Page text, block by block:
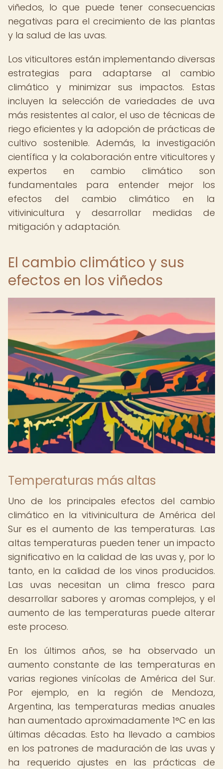
viñedos, lo que puede tener consecuencias
negativas para el crecimiento de las plantas
y la salud de las uvas.
Los viticultores están implementando diversas
estrategias para adaptarse al cambio
climático y minimizar sus impactos. Estas
incluyen la selección de variedades de uva
más resistentes al calor, el uso de técnicas de
riego eficientes y la adopción de prácticas de
cultivo sostenible. Además, la investigación
científica y la colaboración entre viticultores y
expertos en cambio climático son
fundamentales para entender mejor los
efectos del cambio climático en la
vitivinicultura y desarrollar medidas de
mitigación y adaptación.
El cambio climático y sus
efectos en los viñedos
Temperaturas más altas
Uno de los principales efectos del cambio
climático en la vitivinicultura de América del
Sur es el aumento de las temperaturas. Las
altas temperaturas pueden tener un impacto
significativo en la calidad de las uvas y, por lo
tanto, en la calidad de los vinos producidos.
Las uvas necesitan un clima fresco para
desarrollar sabores y aromas complejos, y el
aumento de las temperaturas puede alterar
este proceso.
En los últimos años, se ha observado un
aumento constante de las temperaturas en
varias regiones vinícolas de América del Sur.
Por ejemplo, en la región de Mendoza,
Argentina, las temperaturas medias anuales
han aumentado aproximadamente 1°C en las
últimas décadas. Esto ha llevado a cambios
en los patrones de maduración de las uvas y
ha requerido ajustes en las prácticas de